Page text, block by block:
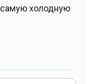
самую холодную